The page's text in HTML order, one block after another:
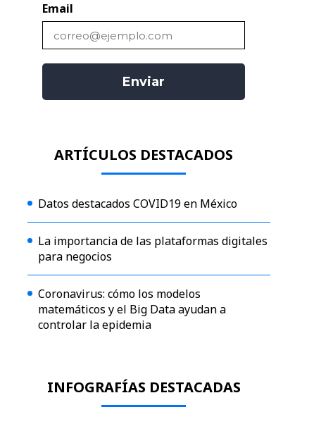
Email
ARTÍCULOS DESTACADOS
Datos destacados COVID19 en México
La importancia de las plataformas digitales
para negocios
Coronavirus: cómo los modelos
matemáticos y el Big Data ayudan a
controlar la epidemia
INFOGRAFÍAS DESTACADAS